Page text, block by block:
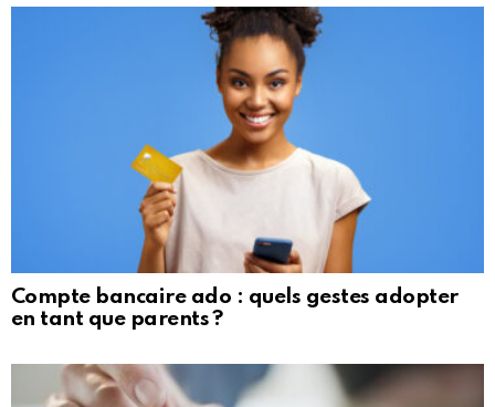
Compte bancaire ado : quels gestes adopter
en tant que parents ?